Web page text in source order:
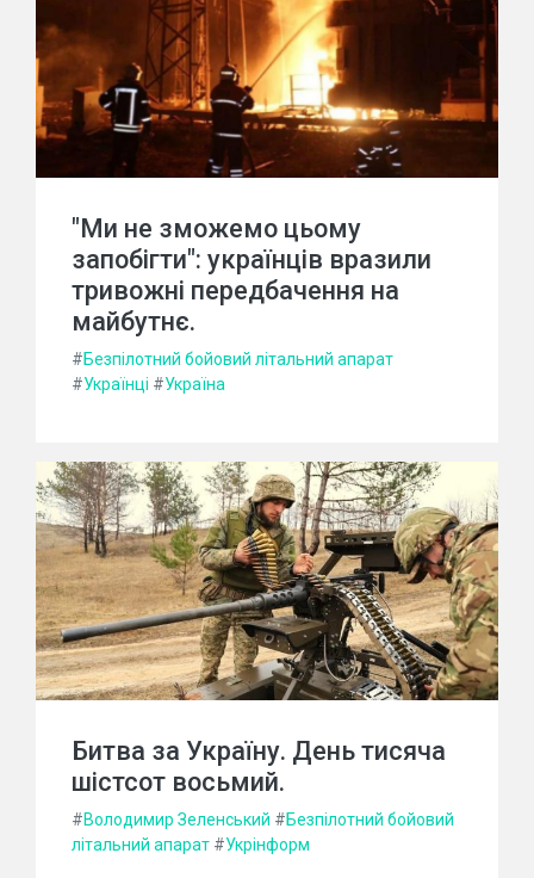
"Ми не зможемо цьому
запобігти": українців вразили
тривожні передбачення на
майбутнє.
#Безпілотний бойовий літальний апарат
#Українці #Україна
Битва за Україну. День тисяча
шістсот восьмий.
#Володимир Зеленський #Безпілотний бойовий
літальний апарат #Укрінформ